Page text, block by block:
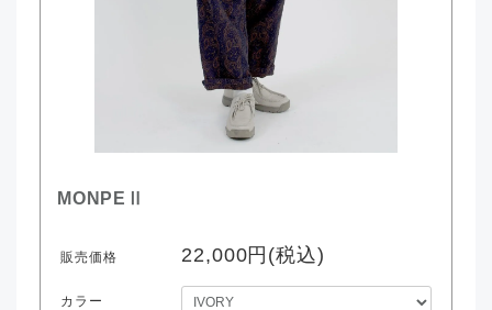
MONPEⅡ
販売価格 22,000円(税込)
カラー